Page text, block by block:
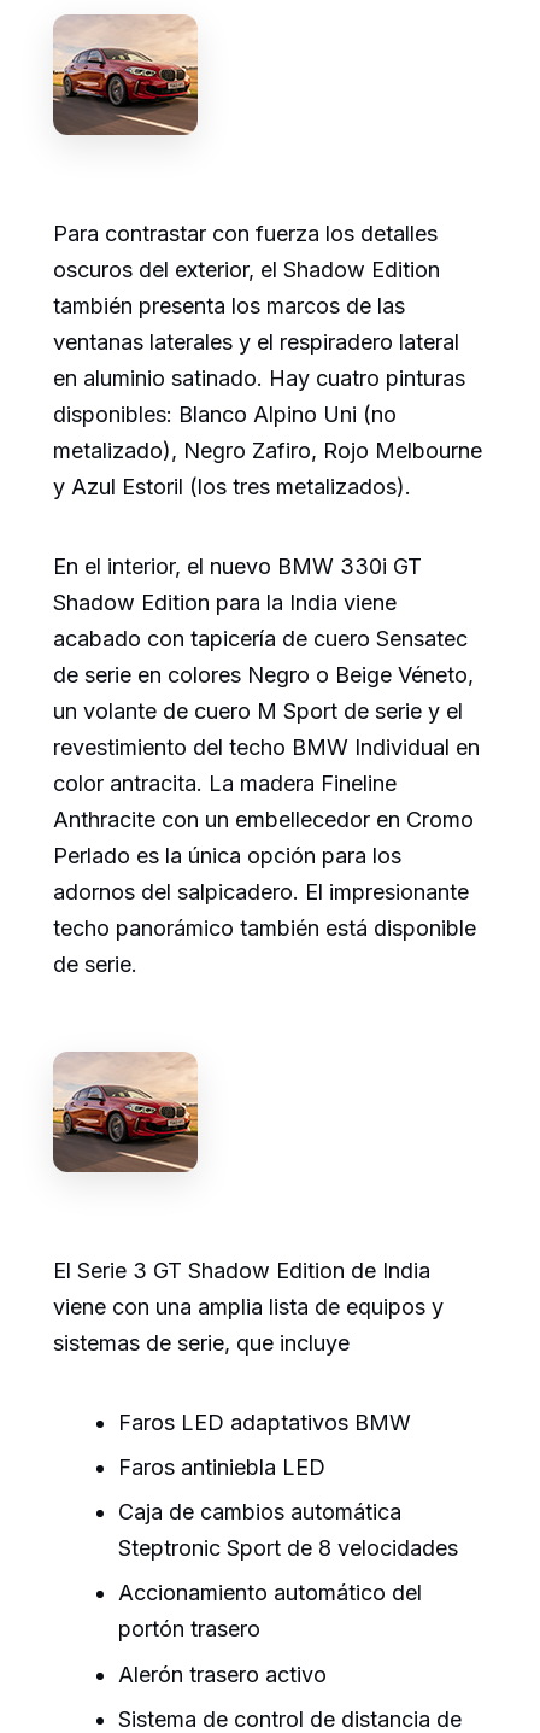
Para contrastar con fuerza los detalles
oscuros del exterior, el Shadow Edition
también presenta los marcos de las
ventanas laterales y el respiradero lateral
en aluminio satinado. Hay cuatro pinturas
disponibles: Blanco Alpino Uni (no
metalizado), Negro Zafiro, Rojo Melbourne
y Azul Estoril (los tres metalizados).
En el interior, el nuevo BMW 330i GT
Shadow Edition para la India viene
acabado con tapicería de cuero Sensatec
de serie en colores Negro o Beige Véneto,
un volante de cuero M Sport de serie y el
revestimiento del techo BMW Individual en
color antracita. La madera Fineline
Anthracite con un embellecedor en Cromo
Perlado es la única opción para los
adornos del salpicadero. El impresionante
techo panorámico también está disponible
de serie.
El Serie 3 GT Shadow Edition de India
viene con una amplia lista de equipos y
sistemas de serie, que incluye
Faros LED adaptativos BMW
Faros antiniebla LED
Caja de cambios automática
Steptronic Sport de 8 velocidades
Accionamiento automático del
portón trasero
Alerón trasero activo
Sistema de control de distancia de